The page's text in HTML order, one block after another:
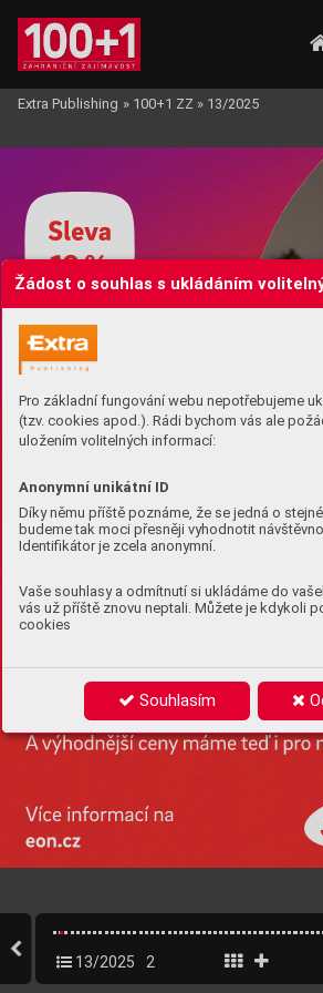
Žádost o souhlas s ukládáním
Pro základní fungování webu nepotřebujeme
(tzv. cookies apod.). Rádi bychom vás ale
uložením volitelných informací:
Anonymní unikátní ID
Díky němu příště poznáme, že se jedná o
budeme tak moci přesněji vyhodnotit
Identifikátor je zcela anonymní.
Vaše souhlasy a odmítnutí si ukládáme do
vás už příště znovu neptali. Můžete je kdykoli
cookies
Souhlasím
Extra Publishing » 100+1 ZZ » 13/2025
13/2025 2